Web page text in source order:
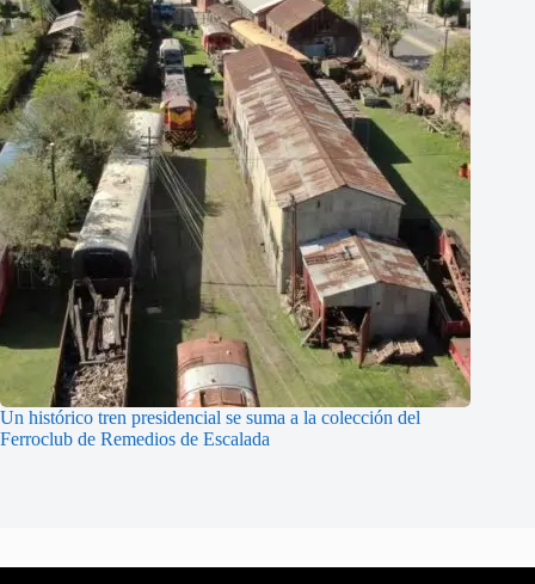
Un histórico tren presidencial se suma a la colección del
Ferroclub de Remedios de Escalada